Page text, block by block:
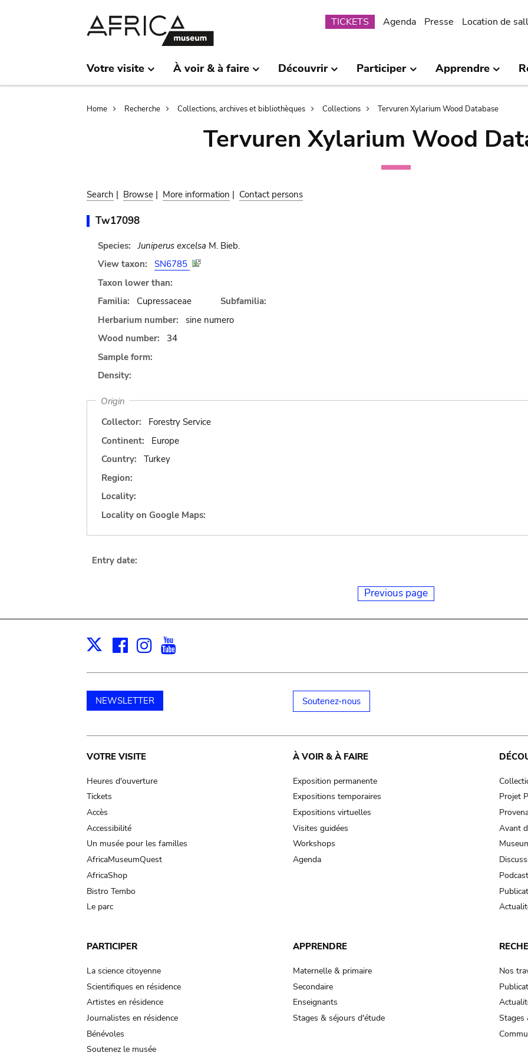
Submenu
TICKETS Agenda Presse Location de
Votre visite À voir & à faire Découvrir Participer Apprendre
Breadcrumb
Home Recherche Collections, archives et bibliothèques Collections Tervuren Xylarium Wood Database
Tervuren Xylarium Wood
Search | Browse | More information | Contact persons
Tw17098
Species: Juniperus excelsa M. Bieb.
View taxon:
SN6785
Taxon lower than:
Familia:
Cupressaceae
Subfamilia:
Herbarium number:
sine numero
Wood number:
34
Sample form:
Density:
Origin
Collector:
Forestry Service
Continent:
Europe
Country:
Turkey
Region:
Locality:
Locality on Google Maps:
Entry date:
Previous page
X Facebook
Instagram
NEWSLETTER Soutenez-nous
Main
navigation
VOTRE VISITE
Heures d'ouverture
Tickets
Accès
Accessibilité
Un musée pour les familles
AfricaMuseumQuest
AfricaShop
Bistro Tembo
Le parc
À VOIR & À FAIRE
Exposition permanente
Expositions temporaires
Expositions virtuelles
Visites guidées
Workshops
Agenda
Projet
Avant
PARTICIPER
La science citoyenne
Scientifiques en résidence
Artistes en résidence
Journalistes en résidence
Bénévoles
Soutenez le musée
APPRENDRE
Maternelle & primaire
Secondaire
Enseignants
Stages & séjours d'étude
Nos
Stages